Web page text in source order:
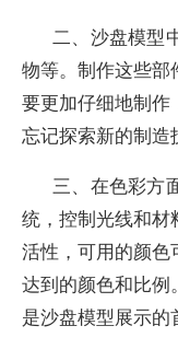
二、沙盘模型
物等。制作这些部
要更加仔细地制作
忘记探索新的制造
三、在色彩方
统，控制光线和材
活性，可用的颜色
达到的颜色和比例
是沙盘模型展示的